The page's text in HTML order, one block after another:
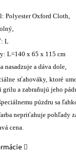
Polyester Oxford Cloth,
L
L=140 x 65 x 115 cm
nasadzuje a dáva dole,
sťahováky, ktoré
grilu a zabraňujú jeho
púzdru sa
nepriťahuje pohľady
cena.